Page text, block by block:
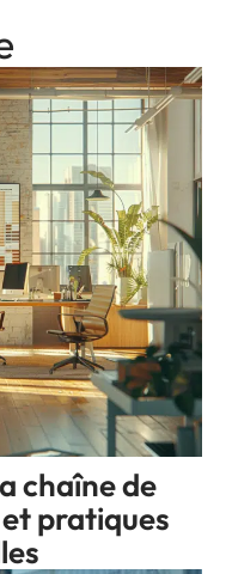
chaîne de
pratiques